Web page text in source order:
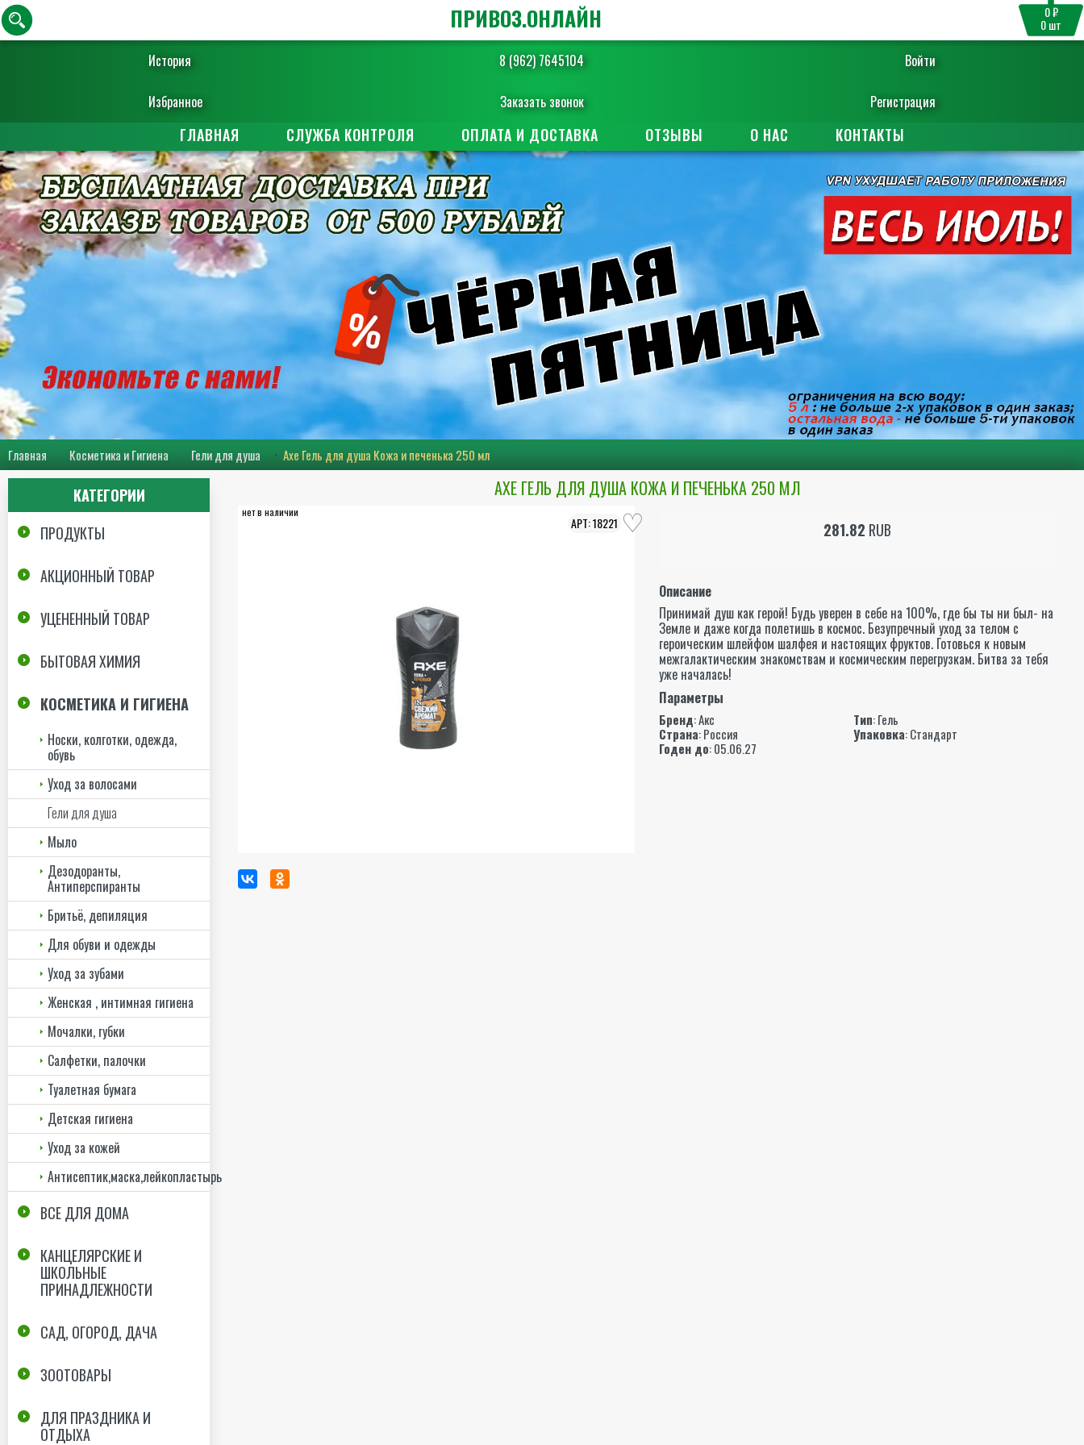
История 8 (962) 7645104 Войти
Избранное Заказать звонок Регистрация
ПРИВОЗ.ОНЛАЙН 0 ₽
0шт
ГЛАВНАЯ СЛУЖБА КОНТРОЛЯ ОПЛАТА И ДОСТАВКА ОТЗЫВЫ О НАС КОНТАКТЫ
Главная Косметика и Гигиена Гели для душа Axe Гель для душа Кожа и печенька 250 мл
КАТЕГОРИИ
ПРОДУКТЫ
АКЦИОННЫЙ ТОВАР
УЦЕНЕННЫЙ ТОВАР
БЫТОВАЯ ХИМИЯ
КОСМЕТИКА И ГИГИЕНА
Носки, колготки, одежда,
обувь
Уход за волосами
Гели для душа
Мыло
Дезодоранты,
Антиперспиранты
Бритьё, депиляция
Для обуви и одежды
Уход за зубами
Женская , интимная гигиена
Мочалки, губки
Салфетки, палочки
Туалетная бумага
Детская гигиена
Уход за кожей
Антисептик,маска,лейкопластырь
ВСЕ ДЛЯ ДОМА
КАНЦЕЛЯРСКИЕ И
ШКОЛЬНЫЕ
ПРИНАДЛЕЖНОСТИ
САД, ОГОРОД, ДАЧА
ЗООТОВАРЫ
ДЛЯ ПРАЗДНИКА И
ОТДЫХА
AXE ГЕЛЬ ДЛЯ ДУША КОЖА И ПЕЧЕНЬКА 250 МЛ
нет в наличии
18221 281.82 RUB
Описание
Принимай душ как герой! Будь уверен в себе на 100%, где бы ты ни был- на
Земле и даже когда полетишь в космос. Безупречный уход за телом с
героическим шлейфом шалфея и настоящих фруктов. Готовься к новым
межгалактическим знакомствам и космическим перегрузкам. Битва за тебя
уже началась!
Параметры
Бренд:Акс Тип: Гель
Страна: Россия Упаковка: Стандарт
Годен до: 05.06.27